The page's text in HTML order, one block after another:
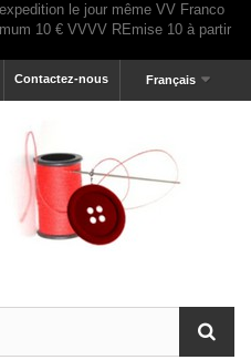
Français
Contactez-nous